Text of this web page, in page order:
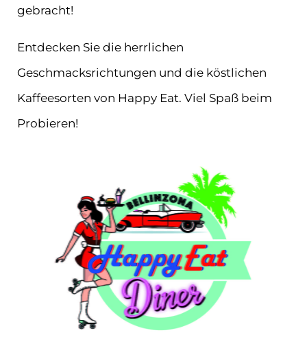
gebracht!
Entdecken Sie die herrlichen
Geschmacksrichtungen und die köstlichen
Kaffeesorten von Happy Eat. Viel Spaß beim
Probieren!